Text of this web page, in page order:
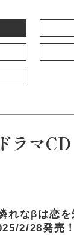
は恋を知らない
ドラマCD
れなβは恋を
2/28発売！